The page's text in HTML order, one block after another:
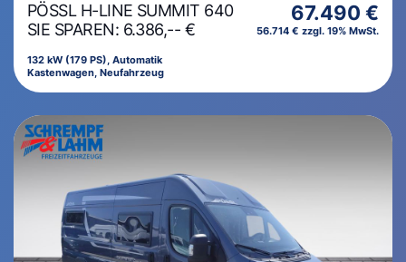
PÖSSL H-LINE SUMMIT 640
SIE SPAREN: 6.386,-- €
132 kW (179 PS), Automatik
Kastenwagen, Neufahrzeug
67.490 €
56.714 € zzgl. 19% MwSt.